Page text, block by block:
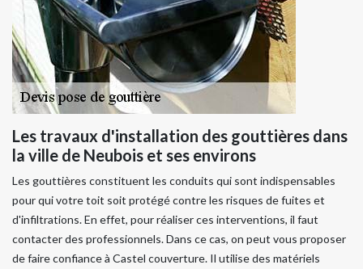
Les travaux d'installation des gouttières dans
la ville de Neubois et ses environs
Les gouttières constituent les conduits qui sont indispensables
pour qui votre toit soit protégé contre les risques de fuites et
d'infiltrations. En effet, pour réaliser ces interventions, il faut
contacter des professionnels. Dans ce cas, on peut vous proposer
de faire confiance à Castel couverture. Il utilise des matériels